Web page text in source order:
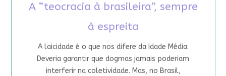
A “teocracia à brasileira”, sempre
à espreita
A laicidade é o que nos difere da Idade Média.
Deveria garantir que dogmas jamais poderiam
interferir na coletividade. Mas, no Brasil,